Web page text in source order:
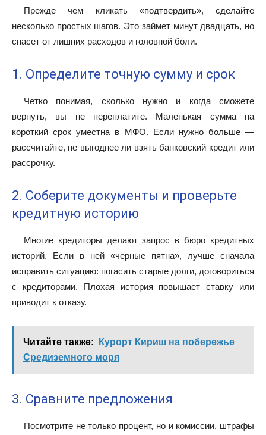
Прежде чем кликать «подтвердить», сделайте
несколько простых шагов. Это займет минут двадцать, но
спасет от лишних расходов и головной боли.
1. Определите точную сумму и срок
Четко понимая, сколько нужно и когда сможете
вернуть, вы не переплатите. Маленькая сумма на
короткий срок уместна в МФО. Если нужно больше —
рассчитайте, не выгоднее ли взять банковский кредит или
рассрочку.
2. Соберите документы и проверьте
кредитную историю
Многие кредиторы делают запрос в бюро кредитных
историй. Если в ней «черные пятна», лучше сначала
исправить ситуацию: погасить старые долги, договориться
с кредиторами. Плохая история повышает ставку или
приводит к отказу.
Читайте также:
Курорт Кириш на побережье
Средиземного моря
3. Сравните предложения
Посмотрите не только процент, но и комиссии, штрафы